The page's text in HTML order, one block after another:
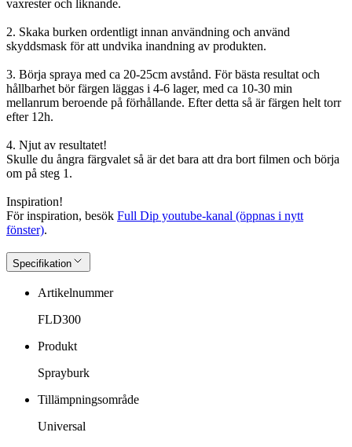
vaxrester och liknande.
2. Skaka burken ordentligt innan användning och använd
skyddsmask för att undvika inandning av produkten.
3. Börja spraya med ca 20-25cm avstånd. För bästa resultat och
hållbarhet bör färgen läggas i 4-6 lager, med ca 10-30 min
mellanrum beroende på förhållande. Efter detta så är färgen helt torr
efter 12h.
4. Njut av resultatet!
Skulle du ångra färgvalet så är det bara att dra bort filmen och börja
om på steg 1.
Inspiration!
För inspiration, besök Full Dip youtube-kanal (öppnas i nytt
fönster).
Specifikation
Artikelnummer
FLD300
Produkt
Sprayburk
Tillämpningsområde
Universal